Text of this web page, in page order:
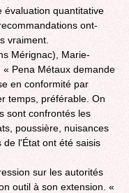
évaluation quantitative
ont-
vraiment.
Mérignac), Marie-
Pena Métaux demande
en conformité par
temps, préférable. On
sont confrontés les
poussière, nuisances
de l'État ont été saisis
sur les autorités
outil à son extension. «